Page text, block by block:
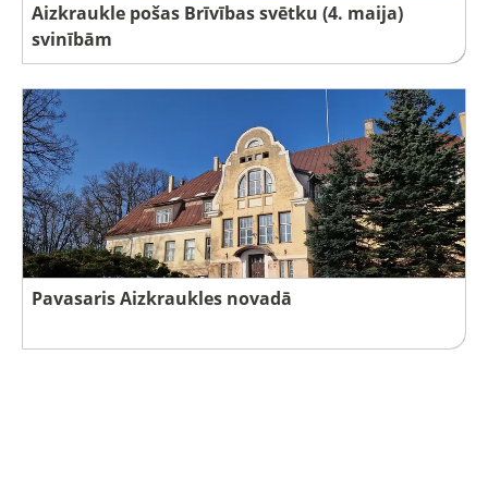
Aizkraukle pošas Brīvības svētku (4. maija)
svinībām
Pavasaris Aizkraukles novadā